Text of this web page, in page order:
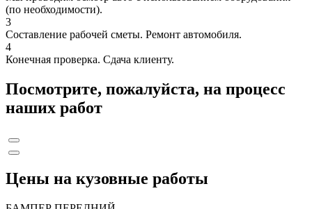
(по необходимости).
3
Составление рабочей сметы. Ремонт автомобиля.
4
Конечная проверка. Сдача клиенту.
Посмотрите, пожалуйста, на процесс
наших работ
Цены на кузовные работы